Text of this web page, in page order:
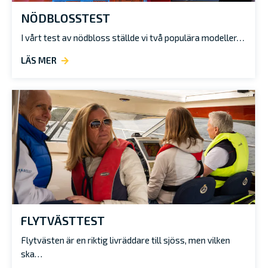
NÖDBLOSSTEST
I vårt test av nödbloss ställde vi två populära modeller…
LÄS MER
FLYTVÄSTTEST
Flytvästen är en riktig livräddare till sjöss, men vilken
ska…